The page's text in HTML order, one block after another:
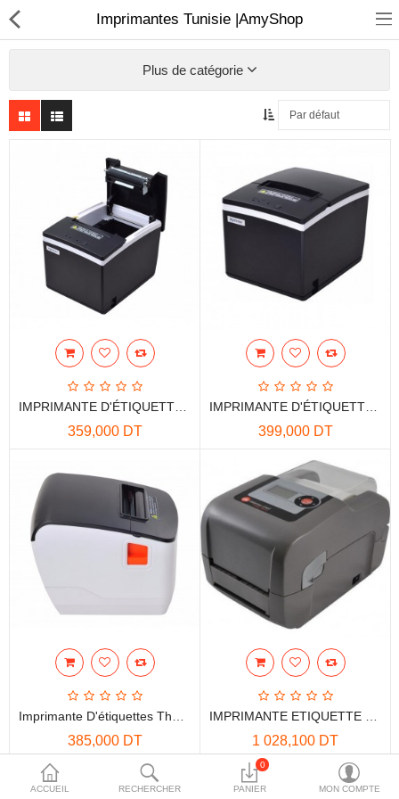
Sécurité
Caisse et accesoire
Sonorisation
Régulateur de tension
Monophase
Instrument de mesure
Informatique
More Categories
Comparer
Liste de souhaits
(0)
ACCUEIL RECHERCHER
0
PANIER MON COMPTE
Imprimantes Tunisie |AmyShop
Plus de catégorie
359,000 DT 399,000 DT
385,000 DT 1 028,100 DT